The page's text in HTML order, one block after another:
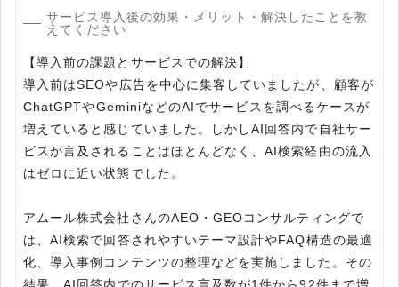
サービス導入後の効果・メリット・解決したことを教
えてください
【導入前の課題とサービスでの解決】
導入前はSEOや広告を中心に集客していましたが、顧客が
ChatGPTやGeminiなどのAIでサービスを調べるケースが
増えていると感じていました。しかしAI回答内で自社サー
ビスが言及されることはほとんどなく、AI検索経由の流入
はゼロに近い状態でした。
アムール株式会社さんのAEO・GEOコンサルティングで
は、AI検索で回答されやすいテーマ設計やFAQ構造の最適
化、導入事例コンテンツの整理などを実施しました。その